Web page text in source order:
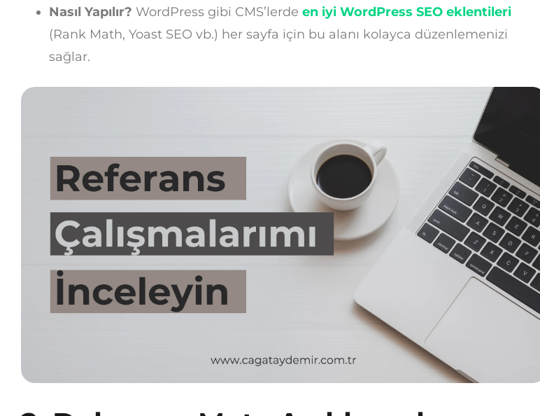
Nasıl Yapılır? WordPress gibi CMS’lerde en iyi WordPress SEO eklentileri
(Rank Math, Yoast SEO vb.) her sayfa için bu alanı kolayca düzenlemenizi
sağlar.